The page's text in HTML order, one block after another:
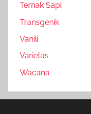
Ternak Sapi
Transgenik
Vanili
Varietas
Wacana